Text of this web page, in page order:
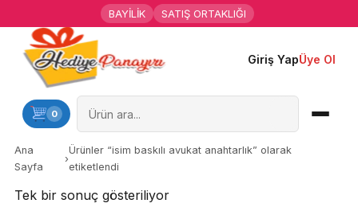
BAYİLİK SATIŞ ORTAKLIĞI
Giriş YapÜye Ol
0
Ana Sayfa
Kişiye Özel Hediyeler
Hediyen Kime
Ana
Sayfa
›
Ürünler “isim baskılı avukat anahtarlık” olarak
etiketlendi
Tek bir sonuç gösteriliyor